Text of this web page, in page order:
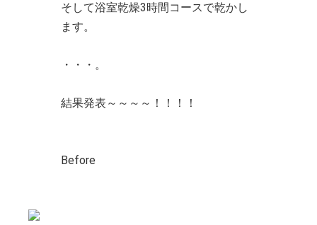
そして浴室乾燥3時間コースで乾かし
ます。
・・・。
結果発表～～～～！！！！
Before